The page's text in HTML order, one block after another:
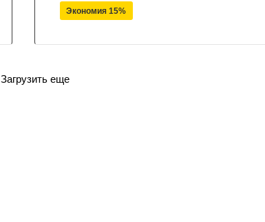
Экономия 15%
Загрузить еще